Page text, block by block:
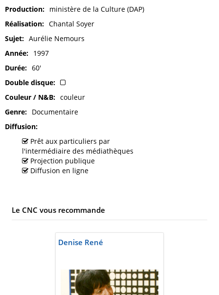
Production
ministère de la Culture (DAP)
Réalisation
Chantal Soyer
Sujet
Aurélie Nemours
Année
1997
Durée
60'
Double disque
Couleur / N&B
couleur
Genre
Documentaire
Diffusion
Prêt aux particuliers par
l'intermédiaire des médiathèques
Projection publique
Diffusion en ligne
Le CNC vous recommande
Denise René